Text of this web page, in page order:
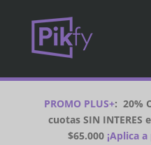
PROMO PLUS+:20%
cuotas SIN
$65.000¡Aplica